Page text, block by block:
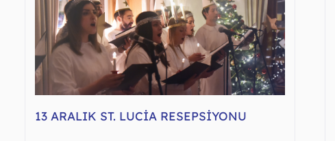
13 ARALIK ST. LUCIA RESEPSIYONU